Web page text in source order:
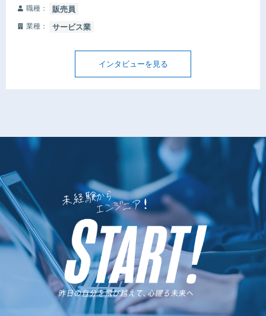
職種：
販売員
業種： サービス業
インタビューを見る